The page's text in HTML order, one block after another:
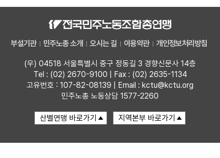
부설기관 민주노총 소개 오시는 길 이용약관 개인정보처리방침
(우) 04518 서울특별시 중구 정동길 3 경향신문사 14층
Tel : (02) 2670-9100 | Fax : (02) 2635-1134
고유번호 : 107-82-08139 | Email : kctu@kctu.org
민주노총 노동상담 1577-2260